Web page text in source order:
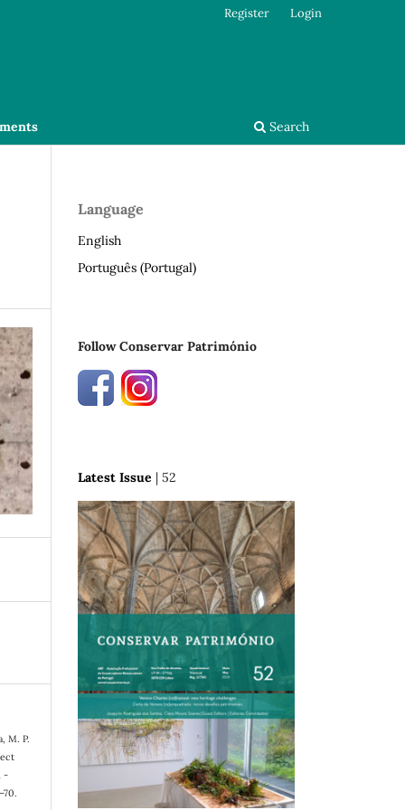
Search
Register Login
M. P.
-
Language
English
Português (Portugal)
Follow Conservar Património
Latest Issue | 52